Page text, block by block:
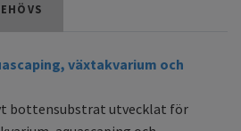
växtakvarium och
bottensubstrat utvecklat för